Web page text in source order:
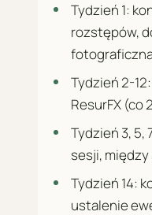
Tydzień 1:
rozstępów,
Tydzień 2-
ResurFX (co
Tydzień 3, 5,
sesji,
Tydzień 14:
ustalenie